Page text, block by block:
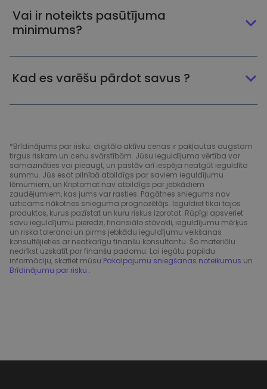
Vai ir noteikts pasūtījuma
minimums?
Kad es varēšu pārdot savus ?
*Brīdinājums par risku: digitālo aktīvu cenas ir pakļautas augstam
tirgus riskam un cenu svārstībām. Jūsu ieguldījuma vērtība var
samazināties vai pieaugt, un pastāv arī iespēja neatgūt ieguldīto
summu. Jūs esat pilnībā atbildīgs par saviem ieguldījumu
lēmumiem, un Kriptomat nav atbildīgs par jebkādiem
zaudējumiem, kas jums var rasties. Pagātnes sniegums nav
uzticams nākotnes snieguma prognozētājs. Ieguldiet tikai tajos
produktos, kurus pazīstat un kuru riskus izprotat. Rūpīgi apsveriet
savu ieguldījumu pieredzi, finansiālo stāvokli, ieguldījumu mērķus
un riska toleranci un pirms jebkādu ieguldījumu veikšanas
konsultējieties ar neatkarīgu finanšu konsultantu. Šo materiālu
nedrīkst uzskatīt par finanšu padomu. Lai iegūtu papildu
informāciju, skatiet mūsu Pakalpojumu sniegšanas noteikumus un
Brīdinājumu par risku .